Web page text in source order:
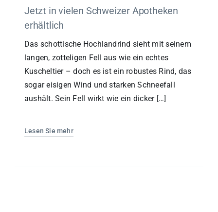
Jetzt in vielen Schweizer Apotheken
erhältlich
Das schottische Hochlandrind sieht mit seinem
langen, zotteligen Fell aus wie ein echtes
Kuscheltier – doch es ist ein robustes Rind, das
sogar eisigen Wind und starken Schneefall
aushält. Sein Fell wirkt wie ein dicker […]
Lesen Sie mehr